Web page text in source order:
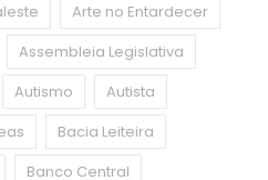
Arte no Entardecer
Assembleia Legislativa
Autismo
Autista
Bacia Leiteira
Banco Central